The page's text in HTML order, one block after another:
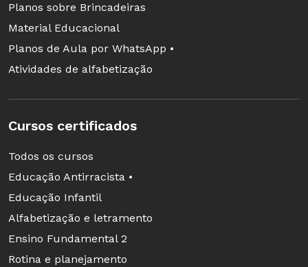
Planos sobre Brincadeiras
Material Educacional
Planos de Aula por WhatsApp •
Atividades de alfabetização
Cursos certificados
Todos os cursos
Educação Antirracista •
Educação Infantil
Alfabetização e letramento
Ensino Fundamental 2
Rotina e planejamento